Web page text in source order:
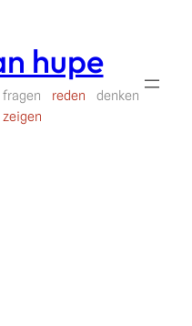
hupe
fragen reden
denken
zeigen